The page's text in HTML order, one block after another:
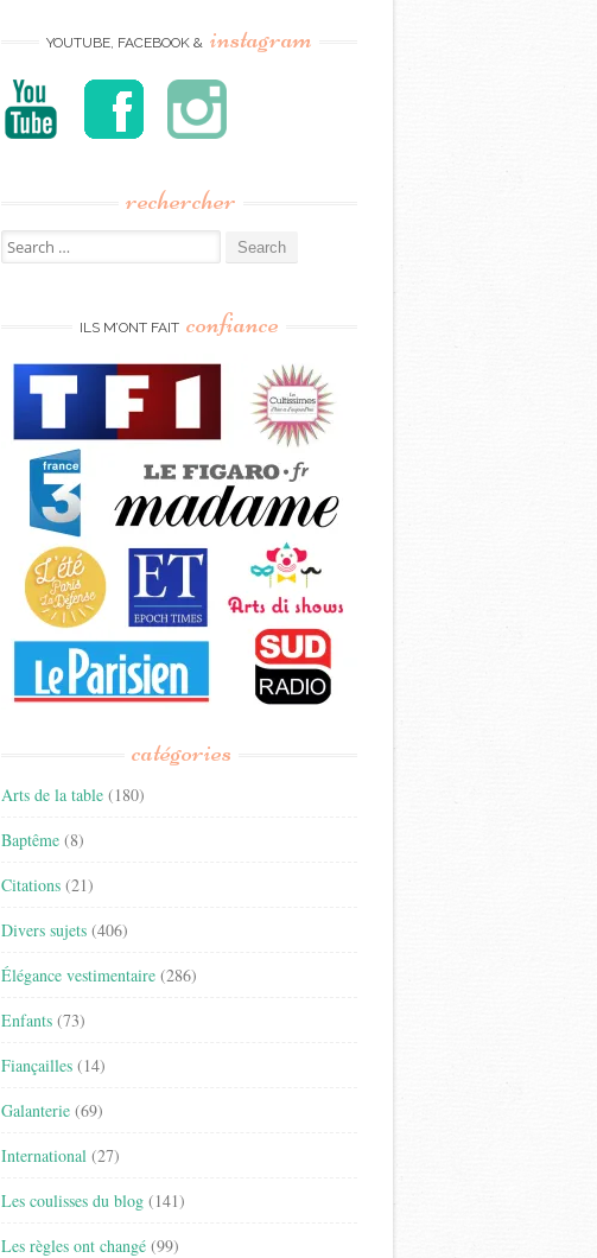
YOUTUBE, FACEBOOK & instagram
rechercher
Search
for:
ILS M’ONT FAIT confiance
catégories
Arts de la table (180)
Baptême (8)
Citations (21)
Divers sujets (406)
Élégance vestimentaire (286)
Enfants (73)
Fiançailles (14)
Galanterie (69)
International (27)
Les coulisses du blog (141)
Les règles ont changé (99)